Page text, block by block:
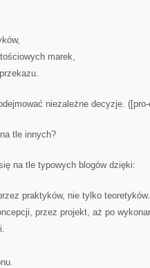
marek,
niezależne decyzje.
tle innych?
na tle typowych blogów dzięki:
praktyków, nie tylko teoretyków.
przez projekt, aż po